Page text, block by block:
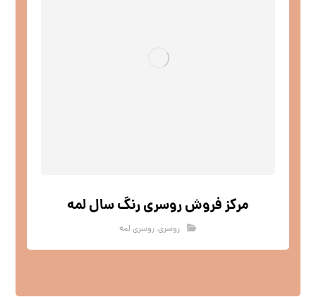
مرکز فروش روسری رنگ سال لمه
روسری,روسری لمه